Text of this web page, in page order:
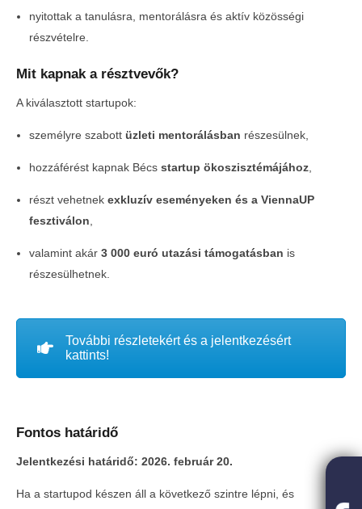
nyitottak a tanulásra, mentorálásra és aktív közösségi
részvételre.
Mit kapnak a résztvevők?
A kiválasztott startupok:
személyre szabott üzleti mentorálásban részesülnek,
hozzáférést kapnak Bécs startup ökoszisztémájához,
részt vehetnek exkluzív eseményeken és a ViennaUP
fesztiválon,
valamint akár 3 000 euró utazási támogatásban is
részesülhetnek.
További részletekért és a jelentkezésért
kattints!
Fontos határidő
Jelentkezési határidő: 2026. február 20.
Ha a startupod készen áll a következő szintre lépni, és